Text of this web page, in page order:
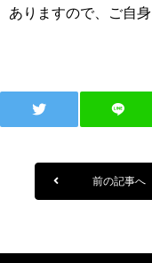
ありますので、ご自
前の記事へ